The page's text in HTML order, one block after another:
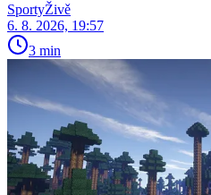
SportyŽivě
6. 8. 2026, 19:57
3 min